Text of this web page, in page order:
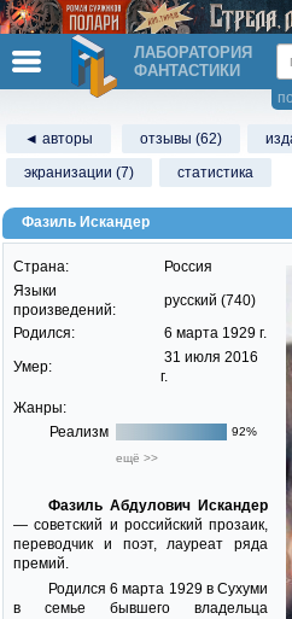
ЛАБОРАТОРИЯ
ФАНТАСТИКИ
◄ авторы отзывы (62)
экранизации (7)
статистика
Фазиль Искандер
Страна:
Россия
Языки
произведений:
русский (740)
Родился:
6 марта 1929 г.
Умер:
31 июля 2016
г.
Жанры:
Реализм
92%
ещё >>
Фазиль Абдулович Искандер
— советский и российский прозаик,
переводчик и поэт, лауреат ряда
премий.
Родился 6 марта 1929 в Сухуми
в семье бывшего владельца